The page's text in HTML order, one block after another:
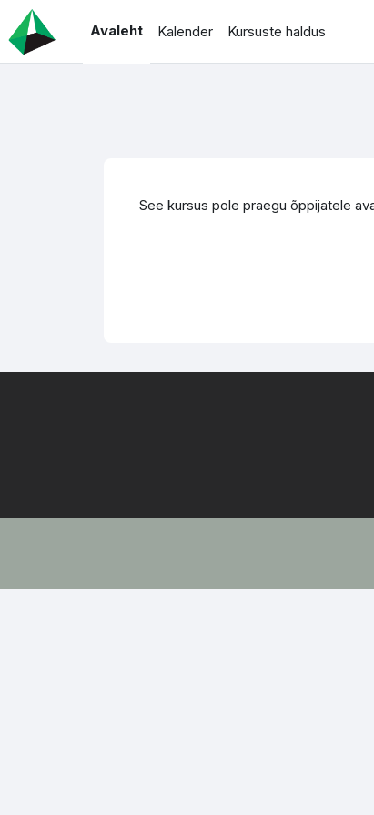
Jäta vahele peasisuni
Avaleht
Kalender Kursuste haldus
See kursus pole praegu õppijatele